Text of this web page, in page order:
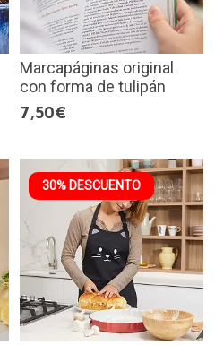
Marcapáginas original
con forma de tulipán
7,50€
30% DESCUENTO